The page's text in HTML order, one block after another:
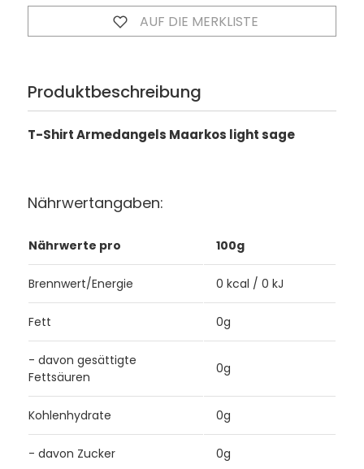
AUF DIE MERKLISTE
Produktbeschreibung
T-Shirt Armedangels Maarkos light sage
Nährwertangaben:
Nährwerte pro 100g
Brennwert/Energie 0 kcal / 0 kJ
Fett 0g
- davon gesättigte
Fettsäuren
0g
Kohlenhydrate 0g
- davon Zucker 0g